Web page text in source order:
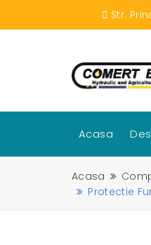
Str.
Acasa
Acasa
Protectie